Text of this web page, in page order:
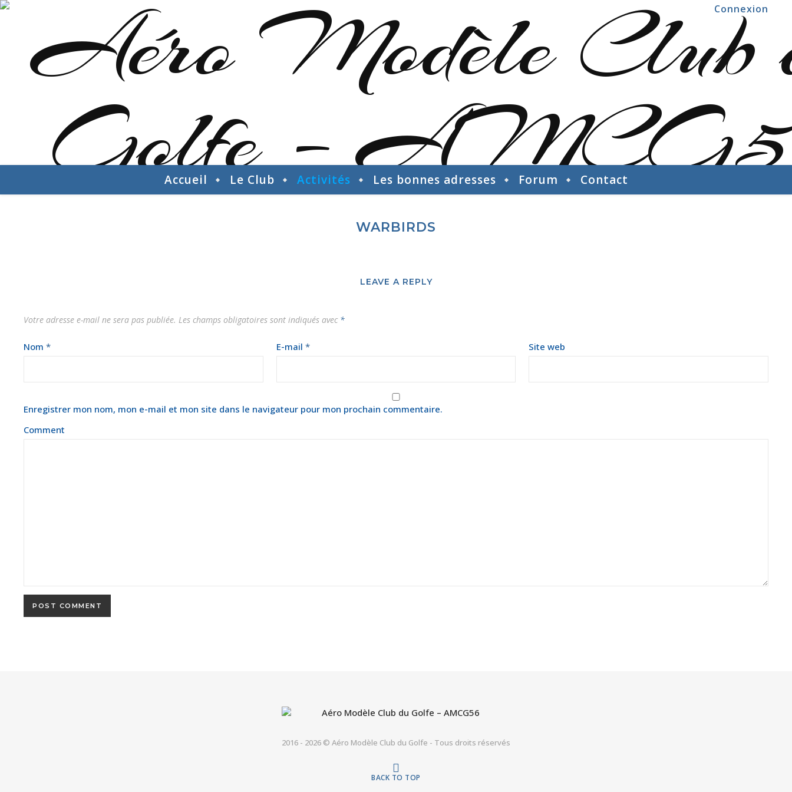
Connexion
Accueil Le Club Activités Les bonnes adresses Forum Contact
WARBIRDS
LEAVE A REPLY
Votre adresse e-mail ne sera pas publiée. Les champs obligatoires sont indiqués avec *
Nom * E-mail * Site web
Enregistrer mon nom, mon e-mail et mon site dans le navigateur pour mon prochain commentaire.
Comment
2016 - 2026 © Aéro Modèle Club du Golfe - Tous droits réservés
BACK TO TOP